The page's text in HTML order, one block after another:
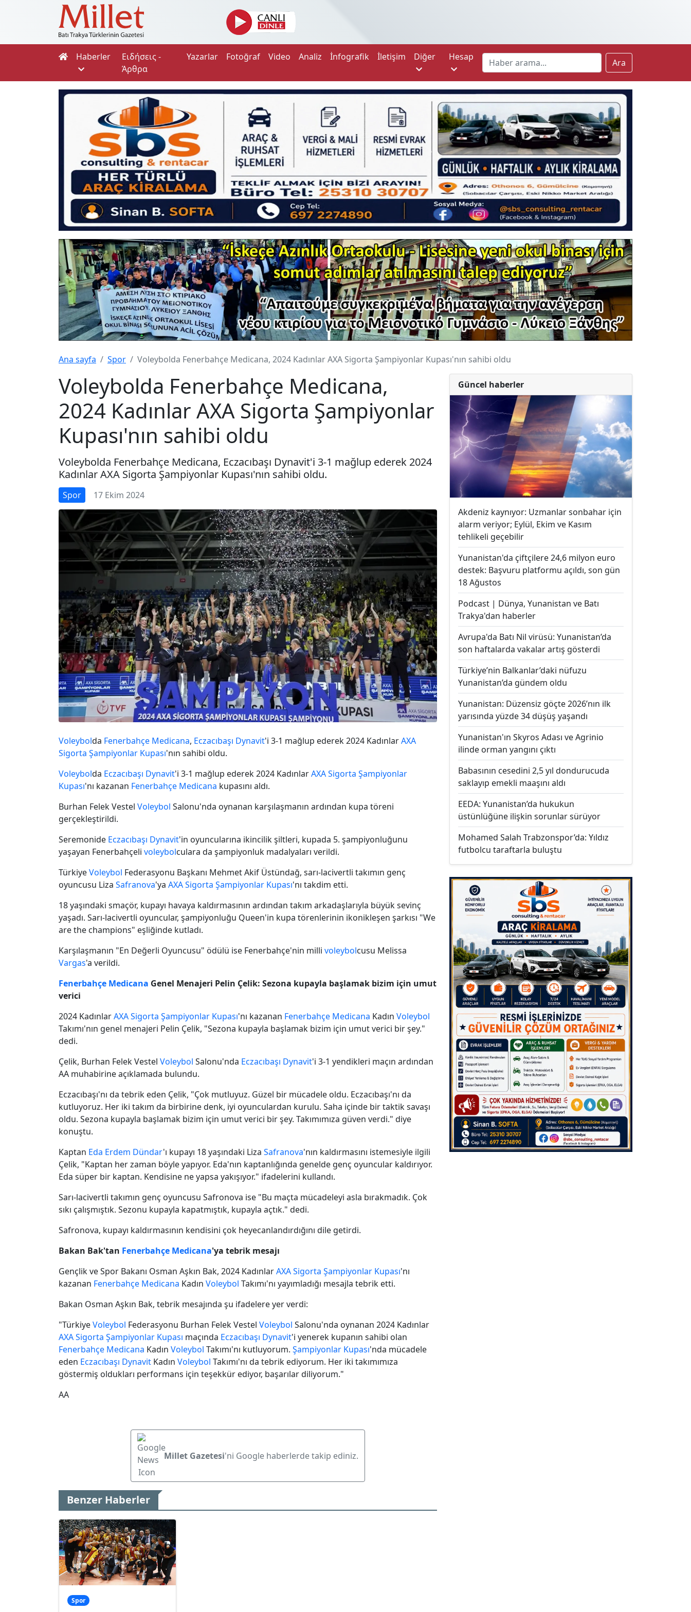
Haberler
Ειδήσεις -
Άρθρα
Yazarlar Fotoğraf Video Analiz İnfografik İletişim Diğer Hesap
Ara
Ana sayfa Spor Voleybolda Fenerbahçe Medicana, 2024 Kadınlar AXA Sigorta Şampiyonlar Kupası'nın sahibi oldu
Voleybolda Fenerbahçe Medicana,
2024 Kadınlar AXA Sigorta Şampiyonlar
Kupası'nın sahibi oldu
Voleybolda Fenerbahçe Medicana, Eczacıbaşı Dynavit'i 3-1 mağlup ederek 2024
Kadınlar AXA Sigorta Şampiyonlar Kupası'nın sahibi oldu.
Spor 17 Ekim 2024
Voleybolda Fenerbahçe Medicana, Eczacıbaşı Dynavit'i 3-1 mağlup ederek 2024 KadınlarAXA
Sigorta Şampiyonlar Kupası'nın sahibi oldu.
Voleybolda Eczacıbaşı Dynavit'i 3-1 mağlup ederek 2024 KadınlarAXA Sigorta Şampiyonlar
Kupası'nı kazanan Fenerbahçe Medicana kupasını aldı.
Burhan Felek Vestel Voleybol Salonu'nda oynanan karşılaşmanın ardından kupa töreni
gerçekleştirildi.
Seremonide Eczacıbaşı Dynavit'in oyuncularına ikincilik şiltleri, kupada 5. şampiyonluğunu
yaşayan Fenerbahçeli voleybolculara da şampiyonluk madalyaları verildi.
TürkiyeVoleybol Federasyonu Başkanı Mehmet Akif Üstündağ, sarı-lacivertli takımın genç
oyuncusu Liza Safranova'ya AXA Sigorta Şampiyonlar Kupası'nı takdim etti.
18 yaşındaki smaçör, kupayı havaya kaldırmasının ardından takım arkadaşlarıyla büyük sevinç
yaşadı. Sarı-lacivertli oyuncular, şampiyonluğu Queen'in kupa törenlerinin ikonikleşen şarkısı "We
are the champions" eşliğinde kutladı.
Karşılaşmanın "En Değerli Oyuncusu" ödülü ise Fenerbahçe'nin milli voleybolcusu Melissa
Vargas'a verildi.
Fenerbahçe Medicana Genel Menajeri Pelin Çelik: Sezona kupayla başlamak bizim için umut
verici
2024 KadınlarAXA Sigorta Şampiyonlar Kupası'nı kazanan Fenerbahçe Medicana Kadın Voleybol
Takımı'nın genel menajeri Pelin Çelik, "Sezona kupayla başlamak bizim için umut verici bir şey."
dedi.
Çelik, Burhan Felek Vestel Voleybol Salonu'nda Eczacıbaşı Dynavit'i 3-1 yendikleri maçın ardından
AA muhabirine açıklamada bulundu.
Eczacıbaşı'nı da tebrik eden Çelik, "Çok mutluyuz. Güzel bir mücadele oldu. Eczacıbaşı'nı da
kutluyoruz. Her iki takım da birbirine denk, iyi oyunculardan kurulu. Saha içinde bir taktik savaşı
oldu. Sezona kupayla başlamak bizim için umut verici bir şey. Takımımıza güven verdi." diye
konuştu.
Kaptan Eda Erdem Dündar'ı kupayı 18 yaşındaki Liza Safranova'nın kaldırmasını istemesiyle ilgili
Çelik, "Kaptan her zaman böyle yapıyor. Eda'nın kaptanlığında genelde genç oyuncular kaldırıyor.
Eda süper bir kaptan. Kendisine ne yapsa yakışıyor." ifadelerini kullandı.
Sarı-lacivertli takımın genç oyuncusu Safronova ise "Bu maçta mücadeleyi asla bırakmadık. Çok
sıkı çalışmıştık. Sezonu kupayla kapatmıştık, kupayla açtık." dedi.
Safronova, kupayı kaldırmasının kendisini çok heyecanlandırdığını dile getirdi.
Bakan Bak'tan Fenerbahçe Medicana'ya tebrik mesajı
Gençlik ve Spor Bakanı Osman Aşkın Bak, 2024 KadınlarAXA Sigorta Şampiyonlar Kupası'nı
kazanan Fenerbahçe Medicana Kadın Voleybol Takımı'nı yayımladığı mesajla tebrik etti.
Bakan Osman Aşkın Bak, tebrik mesajında şu ifadelere yer verdi:
"TürkiyeVoleybol Federasyonu Burhan Felek Vestel Voleybol Salonu'nda oynanan 2024 Kadınlar
AXA Sigorta Şampiyonlar Kupası maçında Eczacıbaşı Dynavit'i yenerek kupanın sahibi olan
Fenerbahçe Medicana Kadın Voleybol Takımı'nı kutluyorum. Şampiyonlar Kupası'nda mücadele
eden Eczacıbaşı Dynavit Kadın Voleybol Takımı'nı da tebrik ediyorum. Her iki takımımıza
göstermiş oldukları performans için teşekkür ediyor, başarılar diliyorum."
AA
Millet Gazetesi'ni Google haberlerde takip ediniz.
Benzer Haberler
Spor
Güncel haberler
Akdeniz kaynıyor: Uzmanlar sonbahar için
alarm veriyor; Eylül, Ekim ve Kasım
tehlikeli geçebilir
Yunanistan'da çiftçilere 24,6 milyon euro
destek: Başvuru platformu açıldı, son gün
18 Ağustos
Podcast | Dünya, Yunanistan ve Batı
Trakya'dan haberler
Avrupa'da Batı Nil virüsü: Yunanistan’da
son haftalarda vakalar artış gösterdi
Türkiye’nin Balkanlar’daki nüfuzu
Yunanistan’da gündem oldu
Yunanistan: Düzensiz göçte 2026’nın ilk
yarısında yüzde 34 düşüş yaşandı
Yunanistan'ın Skyros Adası ve Agrinio
ilinde orman yangını çıktı
Babasının cesedini 2,5 yıl dondurucuda
saklayıp emekli maaşını aldı
EEDA: Yunanistan’da hukukun
üstünlüğüne ilişkin sorunlar sürüyor
Mohamed Salah Trabzonspor’da: Yıldız
futbolcu taraftarla buluştu